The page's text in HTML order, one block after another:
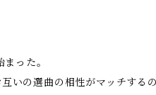
った。
いの選曲の相性がマッチする